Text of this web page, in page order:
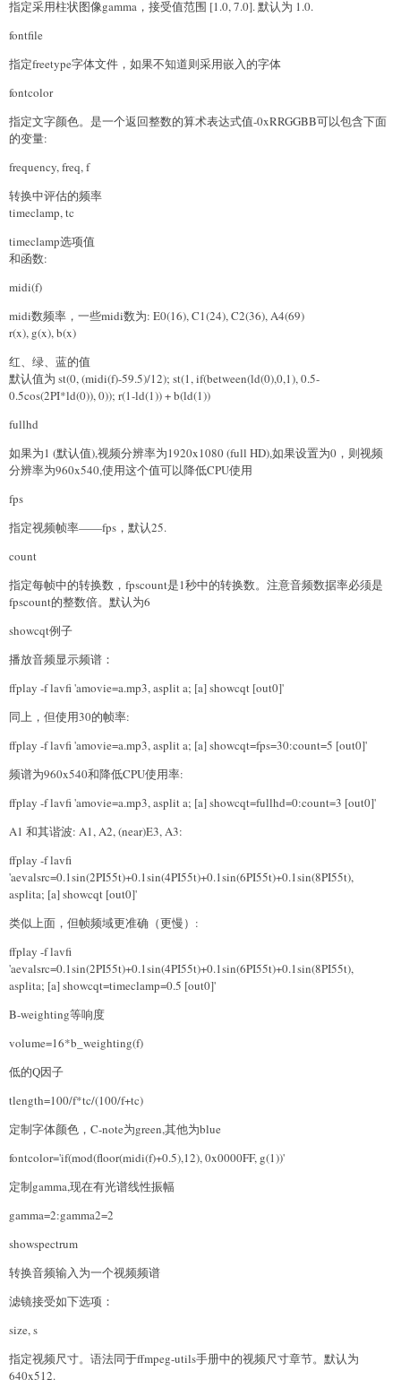
指定采用柱状图像gamma，接受值范围 [1.0, 7.0]. 默认为 1.0.
fontfile
指定freetype字体文件，如果不知道则采用嵌入的字体
fontcolor
指定文字颜色。是一个返回整数的算术表达式值-0xRRGGBB可以包含下面
的变量:
frequency, freq, f
转换中评估的频率
timeclamp, tc
timeclamp选项值
和函数:
midi(f)
midi数频率，一些midi数为: E0(16), C1(24), C2(36), A4(69)
r(x), g(x), b(x)
红、绿、蓝的值
默认值为 st(0, (midi(f)-59.5)/12); st(1, if(between(ld(0),0,1), 0.5-
0.5cos(2PI*ld(0)), 0)); r(1-ld(1)) + b(ld(1))
fullhd
如果为1 (默认值),视频分辨率为1920x1080 (full HD),如果设置为0，则视频
分辨率为960x540,使用这个值可以降低CPU使用
fps
指定视频帧率——fps，默认25.
count
指定每帧中的转换数，fpscount是1秒中的转换数。注意音频数据率必须是
fpscount的整数倍。默认为6
showcqt例子
播放音频显示频谱：
ffplay -f lavfi 'amovie=a.mp3, asplit a; [a] showcqt [out0]'
同上，但使用30的帧率:
ffplay -f lavfi 'amovie=a.mp3, asplit a; [a] showcqt=fps=30:count=5 [out0]'
频谱为960x540和降低CPU使用率:
ffplay -f lavfi 'amovie=a.mp3, asplit a; [a] showcqt=fullhd=0:count=3 [out0]'
A1 和其谐波: A1, A2, (near)E3, A3:
ffplay -f lavfi
'aevalsrc=0.1sin(2PI55t)+0.1sin(4PI55t)+0.1sin(6PI55t)+0.1sin(8PI55t),
asplita; [a] showcqt [out0]'
类似上面，但帧频域更准确（更慢）:
ffplay -f lavfi
'aevalsrc=0.1sin(2PI55t)+0.1sin(4PI55t)+0.1sin(6PI55t)+0.1sin(8PI55t),
asplita; [a] showcqt=timeclamp=0.5 [out0]'
B-weighting等响度
volume=16*b_weighting(f)
低的Q因子
tlength=100/f*tc/(100/f+tc)
定制字体颜色，C-note为green,其他为blue
fontcolor='if(mod(floor(midi(f)+0.5),12), 0x0000FF, g(1))'
定制gamma,现在有光谱线性振幅
gamma=2:gamma2=2
showspectrum
转换音频输入为一个视频频谱
滤镜接受如下选项：
size, s
指定视频尺寸。语法同于ffmpeg-utils手册中的视频尺寸章节。默认为
640x512.